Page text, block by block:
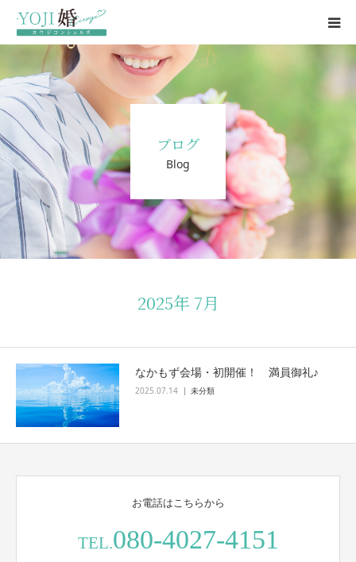
ブログ
Blog
2025年 7月
なかもず会場・初開催！ 満員御礼♪
2025.07.14 未分類
お電話はこちらから
TEL.080-4027-4151
結婚相談所
婚活パーティー
ブログ
婚活パーティー情報
会社概要・代表挨拶